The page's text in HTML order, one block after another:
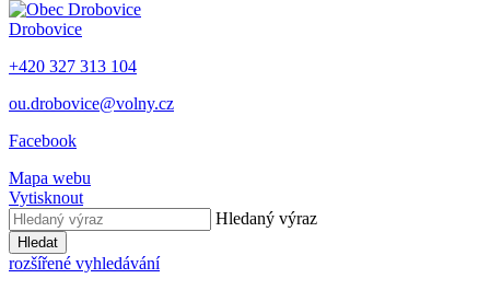
Drobovice
+420 327 313 104
ou.drobovice@volny.cz
Facebook
Mapa webu
Vytisknout
Hledaný výraz
Hledat
rozšířené vyhledávání